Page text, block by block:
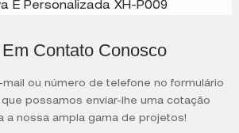
E Personalizada XH-P009
Contato Conosco
ou número de telefone no formulário
possamos enviar-lhe uma cotação
a nossa ampla gama de projetos!